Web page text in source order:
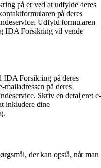
på er ved at udfylde deres
på deres
Udfyld formularen
IDA Forsikring vil vende
IDA Forsikring på deres
på deres
Skriv en detaljeret e-
inkludere dine
der kan opstå, når man